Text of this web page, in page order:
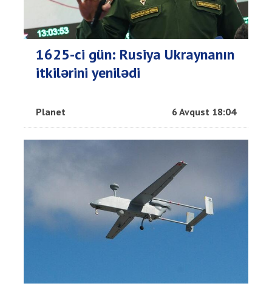
1625-ci gün: Rusiya Ukraynanın
itkilərini yenilədi
Planet 6 Avqust 18:04